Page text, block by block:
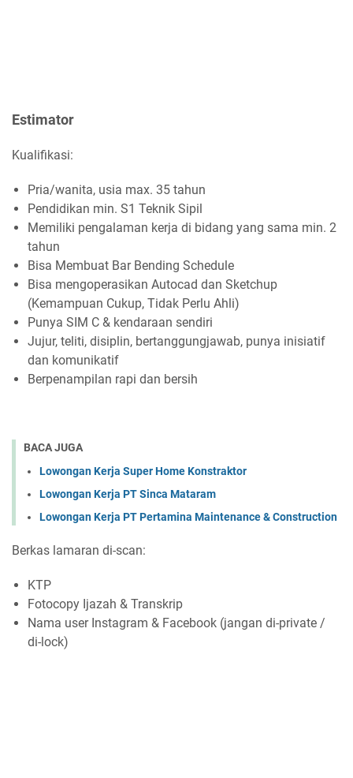
Estimator
Kualifikasi:
Pria/wanita, usia max. 35 tahun
Pendidikan min. S1 Teknik Sipil
Memiliki pengalaman kerja di bidang yang sama min. 2
tahun
Bisa Membuat Bar Bending Schedule
Bisa mengoperasikan Autocad dan Sketchup
(Kemampuan Cukup, Tidak Perlu Ahli)
Punya SIM C & kendaraan sendiri
Jujur, teliti, disiplin, bertanggungjawab, punya inisiatif
dan komunikatif
Berpenampilan rapi dan bersih
BACA JUGA
Lowongan Kerja Super Home Konstraktor
Lowongan Kerja PT Sinca Mataram
Lowongan Kerja PT Pertamina Maintenance & Construction
Berkas lamaran di-scan:
KTP
Fotocopy Ijazah & Transkrip
Nama user Instagram & Facebook (jangan di-private /
di-lock)